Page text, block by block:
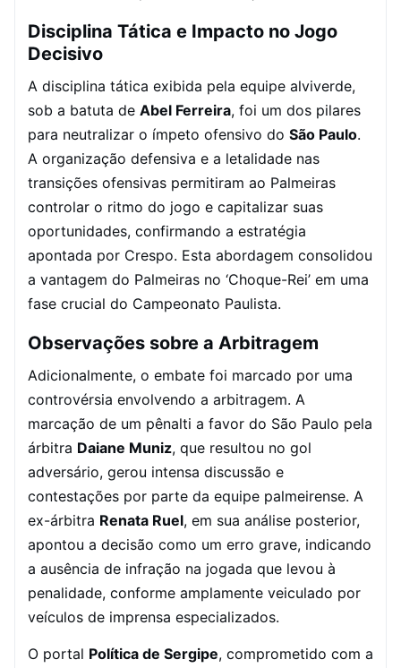
Disciplina Tática e Impacto no Jogo
Decisivo
A disciplina tática exibida pela equipe alviverde,
sob a batuta de Abel Ferreira, foi um dos pilares
para neutralizar o ímpeto ofensivo do São Paulo.
A organização defensiva e a letalidade nas
transições ofensivas permitiram ao Palmeiras
controlar o ritmo do jogo e capitalizar suas
oportunidades, confirmando a estratégia
apontada por Crespo. Esta abordagem consolidou
a vantagem do Palmeiras no ‘Choque-Rei’ em uma
fase crucial do Campeonato Paulista.
Observações sobre a Arbitragem
Adicionalmente, o embate foi marcado por uma
controvérsia envolvendo a arbitragem. A
marcação de um pênalti a favor do São Paulo pela
árbitra Daiane Muniz, que resultou no gol
adversário, gerou intensa discussão e
contestações por parte da equipe palmeirense. A
ex-árbitra Renata Ruel, em sua análise posterior,
apontou a decisão como um erro grave, indicando
a ausência de infração na jogada que levou à
penalidade, conforme amplamente veiculado por
veículos de imprensa especializados.
O portal Política de Sergipe, comprometido com a